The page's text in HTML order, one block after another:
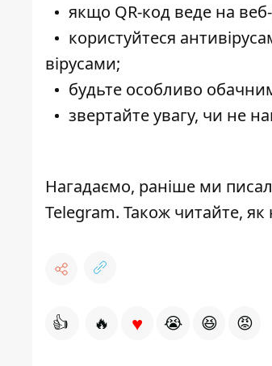
якщо QR-код веде на
користуйтеся
вірусами;
будьте особливо
звертайте увагу, чи не
Нагадаємо, раніше ми
Telegram. Також читайте, як
👍 🔥 ♥ 😭 😆 😡